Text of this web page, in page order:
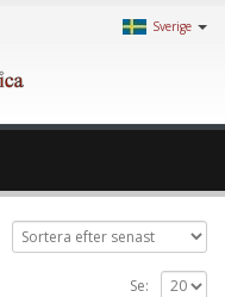
Sverige
Se: